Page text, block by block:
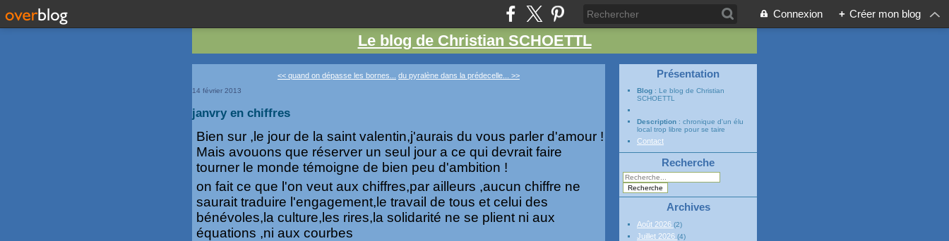
Connexion + Créer mon blog
Le blog de Christian SCHOETTL
<< quand on dépasse les bornes... du pyralène dans la prédecelle... >>
14 février 2013
janvry en chiffres
Bien sur ,le jour de la saint valentin,j'aurais du vous parler d'amour !
Mais avouons que réserver un seul jour a ce qui devrait faire
tourner le monde témoigne de bien peu d'ambition !
on fait ce que l'on veut aux chiffres,par ailleurs ,aucun chiffre ne
saurait traduire l'engagement,le travail de tous et celui des
bénévoles,la culture,les rires,la solidarité ne se plient ni aux
équations ,ni aux courbes
Présentation
Blog : Le blog de Christian
SCHOETTL
Description : chronique d'un élu
local trop libre pour se taire
Contact
Recherche
Archives
Août 2026 (2)
Juillet 2026 (4)